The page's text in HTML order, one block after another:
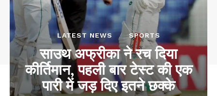
LATEST NEWS SPORTS
साउथ अफ्रीका ने रच दिया
कीर्तिमान, पहली बार टेस्ट की एक
पारी में जड़ दिए इतने छक्के